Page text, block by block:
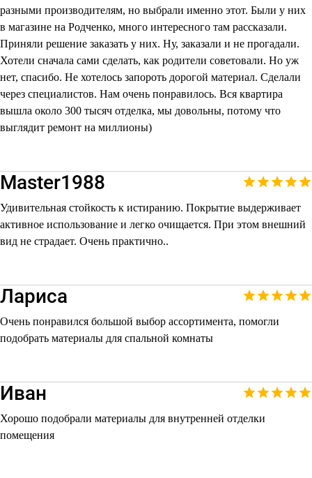
разными производителям, но выбрали именно этот. Были у них
в магазине на Родченко, много интересного там рассказали.
Приняли решение заказать у них. Ну, заказали и не прогадали.
Хотели сначала сами сделать, как родители советовали. Но уж
нет, спасибо. Не хотелось запороть дорогой материал. Сделали
через специалистов. Нам очень понравилось. Вся квартира
вышла около 300 тысяч отделка, мы довольны, потому что
выглядит ремонт на миллионы)
Master1988
Удивительная стойкость к истиранию. Покрытие выдерживает
активное использование и легко очищается. При этом внешний
вид не страдает. Очень практично..
Лариса
Очень понравился большой выбор ассортимента, помогли
подобрать материалы для спальной комнаты
Иван
Хорошо подобрали материалы для внутренней отделки
помещения